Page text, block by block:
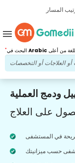
المسار
* Arabic
menu
ودمج العملية
على العلاج
في المستشفى
حسب ميزانيتك